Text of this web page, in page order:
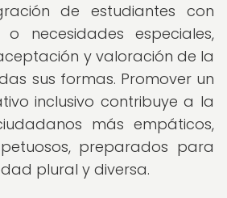
de estudiantes con
necesidades especiales,
y valoración de la
sus formas. Promover un
inclusivo contribuye a la
más empáticos,
preparados para
plural y diversa.